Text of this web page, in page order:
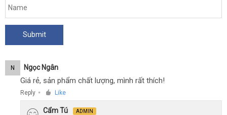
N Ngọc Ngân
Giá rẻ, sản phẩm chất lượng, mình rất thích!
Reply ● Like
Cẩm Tú ADMIN